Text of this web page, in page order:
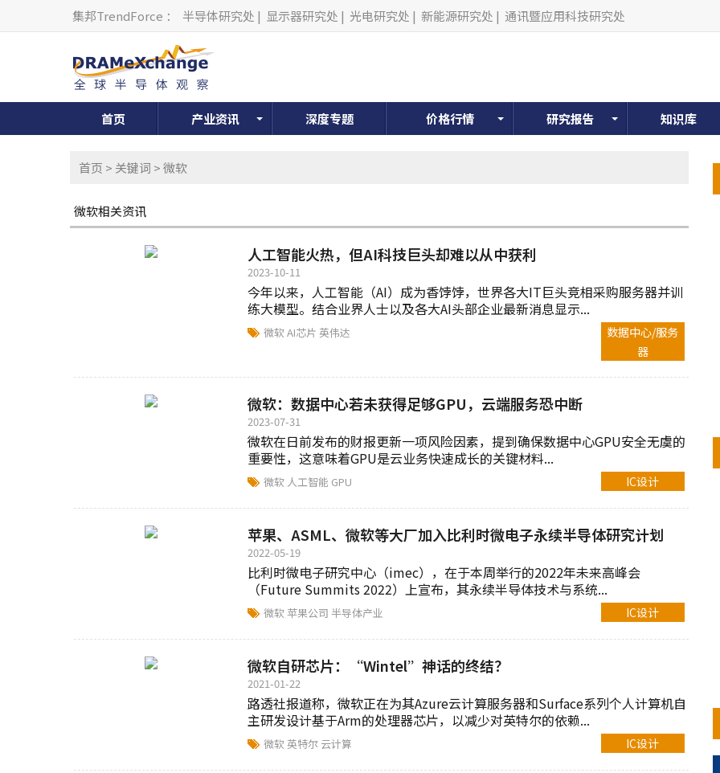
集邦TrendForce ： 半导体研究处 | 显示器研究处 | 光电研究处 | 新能源研究处 | 通讯暨应用科技研究处
首页 产业资讯 深度专题 价格行情 研究报告 知识库
首页 > 关键词 > 微软
微软相关资讯
人工智能火热，但AI科技巨头却难以从中获利
2023-10-11
今年以来，人工智能（AI）成为香饽饽，世界各大IT巨头竞相采购服务器并训
练大模型。结合业界人士以及各大AI头部企业最新消息显示...
微软AI芯片 英伟达
数据中心/服务
器
微软：数据中心若未获得足够GPU，云端服务恐中断
2023-07-31
微软在日前发布的财报更新一项风险因素，提到确保数据中心GPU安全无虞的
重要性，这意味着GPU是云业务快速成长的关键材料...
微软 人工智能 GPU IC设计
苹果、ASML、微软等大厂加入比利时微电子永续半导体研究计划
2022-05-19
比利时微电子研究中心（imec），在于本周举行的2022年未来高峰会
（Future Summits 2022）上宣布，其永续半导体技术与系统...
微软苹果公司 半导体产业 IC设计
微软自研芯片：“Wintel”神话的终结？
2021-01-22
路透社报道称，微软正在为其Azure云计算服务器和Surface系列个人计算机自
主研发设计基于Arm的处理器芯片，以减少对英特尔的依赖...
微软 英特尔 云计算 IC设计